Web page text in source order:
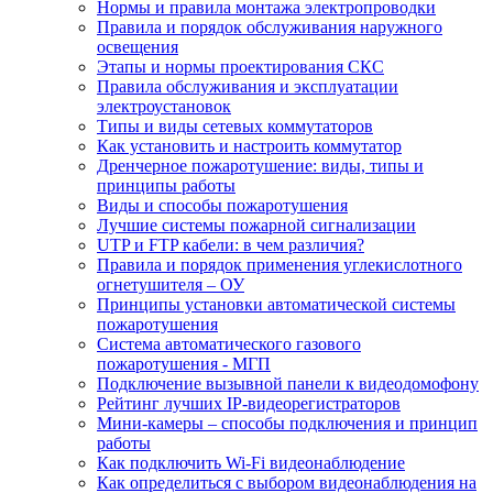
Нормы и правила монтажа электропроводки
Правила и порядок обслуживания наружного
освещения
Этапы и нормы проектирования СКС
Правила обслуживания и эксплуатации
электроустановок
Типы и виды сетевых коммутаторов
Как установить и настроить коммутатор
Дренчерное пожаротушение: виды, типы и
принципы работы
Виды и способы пожаротушения
Лучшие системы пожарной сигнализации
UTP и FTP кабели: в чем различия?
Правила и порядок применения углекислотного
огнетушителя – ОУ
Принципы установки автоматической системы
пожаротушения
Система автоматического газового
пожаротушения - МГП
Подключение вызывной панели к видеодомофону
Рейтинг лучших IP-видеорегистраторов
Мини-камеры – способы подключения и принцип
работы
Как подключить Wi-Fi видеонаблюдение
Как определиться с выбором видеонаблюдения на